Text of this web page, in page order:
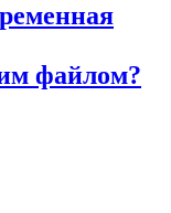
файлом?